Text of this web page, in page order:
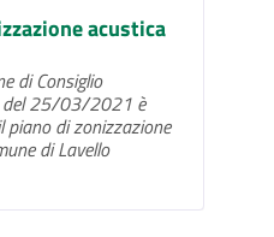
acustica
di Consiglio
del 25/03/2021 è
di zonizzazione
di Lavello